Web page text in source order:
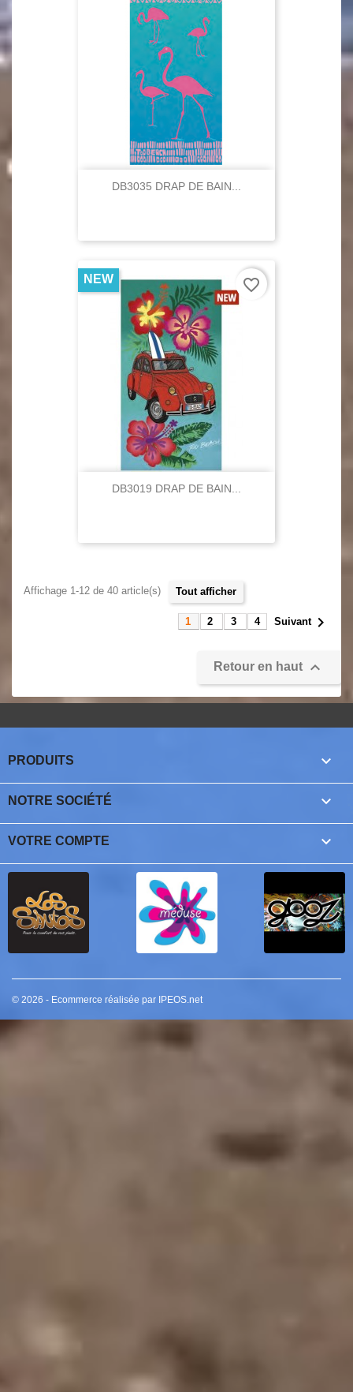
DB3035 DRAP DE BAIN...
DB3019 DRAP DE BAIN...
NEW favorite_border
Affichage 1-12 de 40 article(s) tout afficher
1 2 3 4 Suivant
Retour en haut 
PRODUITS 
NOTRE SOCIÉTÉ 
VOTRE COMPTE 
© 2026 - Ecommerce réalisée par IPEOS.net